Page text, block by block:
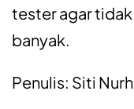
tester agar tidak
banyak.
Penulis: Siti